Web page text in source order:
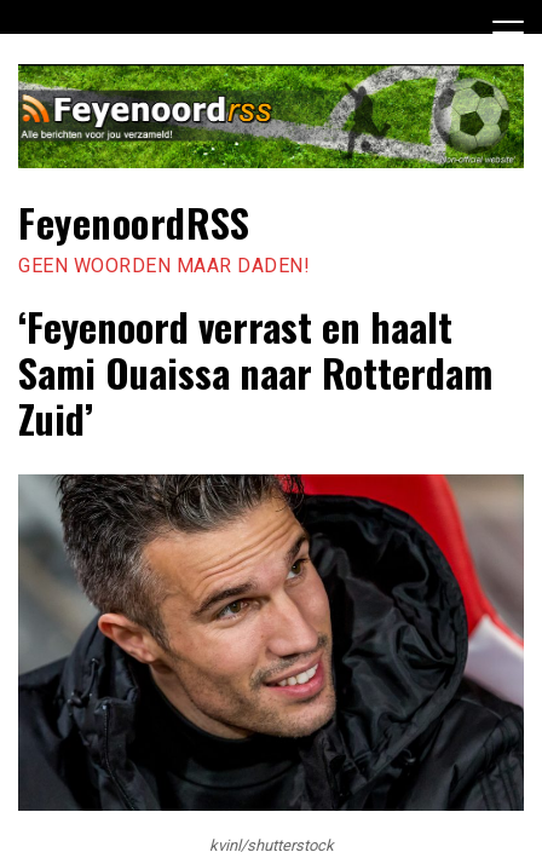
naar
inhoud
FeyenoordRSS
GEEN WOORDEN MAAR DADEN!
‘Feyenoord verrast en haalt
Sami Ouaissa naar Rotterdam
Zuid’
kvinl/shutterstock